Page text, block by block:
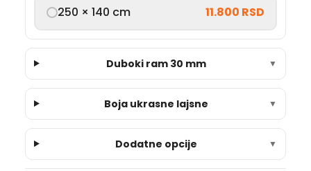
250 × 140 cm 11.800 RSD
Duboki ram 30 mm ▼
Boja ukrasne lajsne ▼
Dodatne opcije ▼